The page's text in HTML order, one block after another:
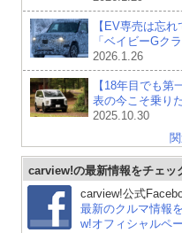
【EV専売は忘
「ベイビーGク
2026.1.26
【18年目でも第
表の今こそ乗り
2025.10.30
carview!の最新情報をチェッ
carview!公式
最新のクルマ情報
w!オフィシャルペ